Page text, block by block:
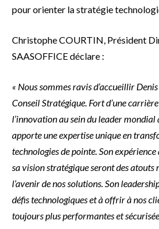
pour orienter la stratégie
Christophe COURTIN, Président
SAASOFFICE déclare :
« Nous sommes ravis d’accueillir
Conseil Stratégique. Fort d’une
l’innovation au sein du leader mondial
apporte une expertise unique en
technologies de pointe. Son
sa vision stratégique seront des
l’avenir de nos solutions. Son
défis technologiques et à offrir à nos
toujours plus performantes et